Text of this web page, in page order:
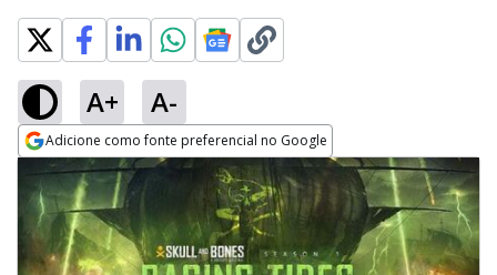
A+ A-
Adicione como fonte preferencial no Google
Opens in new window